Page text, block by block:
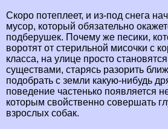
Скоро потеплеет, и из-под снега
мусор, который обязательно
подберушек. Почему же песики,
воротят от стерильной мисочки с
класса, на улице просто
существами, старясь разорить
подобрать с земли какую-нибудь
поведение частенько появляется
которым свойственно совершать
взрослых собак.